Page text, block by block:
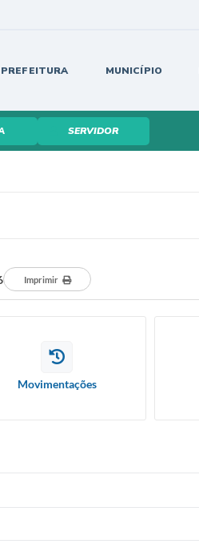
MUNICÍPIO
SERVIDOR
Imprimir
Movimentações